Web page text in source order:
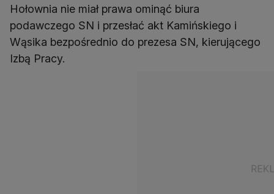
Hołownia nie miał prawa ominąć biura
podawczego SN i przesłać akt Kamińskiego i
Wąsika bezpośrednio do prezesa SN, kierującego
Izbą Pracy.